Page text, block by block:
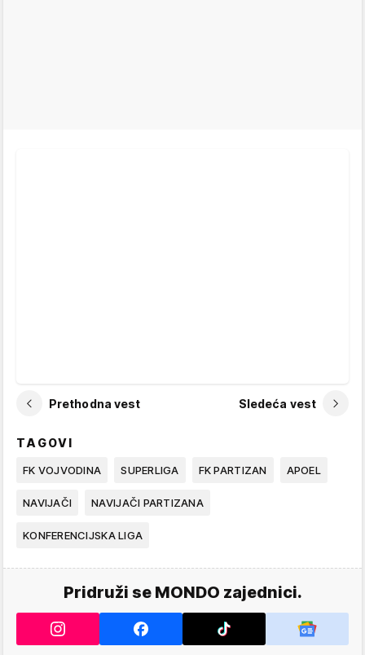
Prethodna vest Sledeća vest
TAGOVI
FK VOJVODINA SUPERLIGA FK PARTIZAN APOEL
NAVIJAČI NAVIJAČI PARTIZANA
KONFERENCIJSKA LIGA
Pridruži se MONDO zajednici.